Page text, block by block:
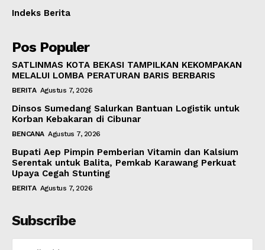
Indeks Berita
Pos Populer
SATLINMAS KOTA BEKASI TAMPILKAN KEKOMPAKAN
MELALUI LOMBA PERATURAN BARIS BERBARIS
BERITA Agustus 7, 2026
Dinsos Sumedang Salurkan Bantuan Logistik untuk
Korban Kebakaran di Cibunar
BENCANA Agustus 7, 2026
Bupati Aep Pimpin Pemberian Vitamin dan Kalsium
Serentak untuk Balita, Pemkab Karawang Perkuat
Upaya Cegah Stunting
BERITA Agustus 7, 2026
Subscribe